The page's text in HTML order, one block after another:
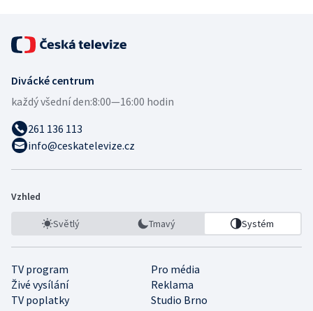
Divácké centrum
každý všední den:8:00—16:00 hodin
261 136 113
info@ceskatelevize.cz
Vzhled
Světlý Tmavý Systém
TV program
Pro média
Živé vysílání
Reklama
TV poplatky
Studio Brno